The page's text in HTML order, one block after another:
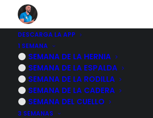
DESCARGA LA APP
1 SEMANA
SEMANA DE LA HERNIA
SEMANA DE LA ESPALDA
SEMANA DE LA RODILLA
SEMANA DE LA CADERA
SEMANA DEL CUELLO
3 SEMANAS
Osteoporosis
VOLVER AL CUERPO HUMANO